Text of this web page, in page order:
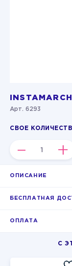
Арт. 6293
СВОЕ
– +
ОПИСАНИЕ
БЕСПЛАТНАЯ
ОПЛАТА
С